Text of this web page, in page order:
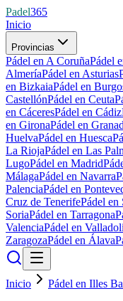
Padel365
Inicio
Provincias
Pádel en A CoruñaPádel
AlmeríaPádel en Asturias
en BizkaiaPádel en
CastellónPádel en Ceuta
en CáceresPádel en Cádiz
en GironaPádel en
HuelvaPádel en Huesca
La RiojaPádel en Las
LugoPádel en Madrid
MálagaPádel en Navarra
PalenciaPádel en
Cruz de TenerifePádel en
SoriaPádel en Tarragona
ValenciaPádel en
ZaragozaPádel en Álava
Inicio Pádel en Illes